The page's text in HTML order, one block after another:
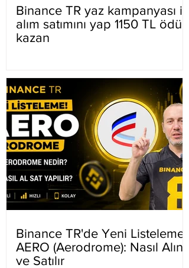
Binance TR yaz kampanyası ilk
alım satımını yap 1150 TL ödül
kazan
Binance TR'de Yeni Listeleme
AERO (Aerodrome): Nasıl Alınır
ve Satılır